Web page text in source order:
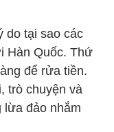
do tại sao các
Hàn Quốc. Thứ
để rửa tiền.
trò chuyện và
lừa đảo nhắm